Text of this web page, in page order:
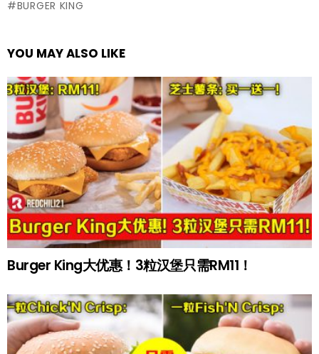
BURGER KING
YOU MAY ALSO LIKE
Burger King大优惠！3粒汉堡只需RM11！